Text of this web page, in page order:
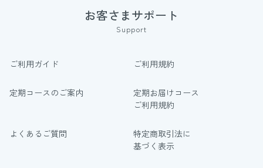
お客さまサポート
Support
ご利用ガイド ご利用規約
定期コースのご案内
定期お届けコース
ご利用規約
よくあるご質問
特定商取引法に
基づく表示